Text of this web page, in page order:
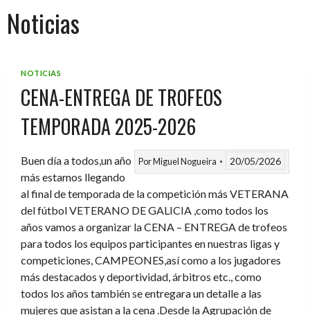
Noticias
NOTICIAS
CENA-ENTREGA DE TROFEOS
TEMPORADA 2025-2026
PorMiguel Nogueira 20/05/2026
Buen día a todos,un año
más estamos llegando
al final de temporada de la competición más VETERANA
del fútbol VETERANO DE GALICIA ,como todos los
años vamos a organizar la CENA – ENTREGA de trofeos
para todos los equipos participantes en nuestras ligas y
competiciones, CAMPEONES,así como a los jugadores
más destacados y deportividad, árbitros etc., como
todos los años también se entregara un detalle a las
mujeres que asistan a la cena .Desde la Agrupación de